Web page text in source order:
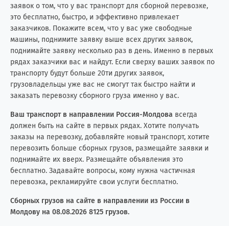
заявок о том, что у вас транспорт для сборной перевозке,
это бесплатно, быстро, и эффективно привлекает
заказчиков. Покажите всем, что у вас уже свободные
машины, поднимите заявку выше всех других заявок,
поднимайте заявку несколько раз в день. Именно в первых
рядах заказчики вас и найдут. Если сверху ваших заявок по
транспорту будут больше 20ти других заявок,
грузовладельцы уже вас не смогут так быстро найти и
заказать перевозку сборного груза именно у вас.
Ваш транспорт в направлении Россия-Молдова всегда
должен быть на сайте в первых рядах. Хотите получать
заказы на перевозку, добавляйте новый транспорт, хотите
перевозить больше сборных грузов, размещайте заявки и
поднимайте их вверх. Размещайте объявления это
бесплатно. Задавайте вопросы, кому нужна частичная
перевозка, рекламируйте свои услуги бесплатно.
Сборных грузов на сайте в направлении из России в
Молдову на 08.08.2026 8125 грузов.